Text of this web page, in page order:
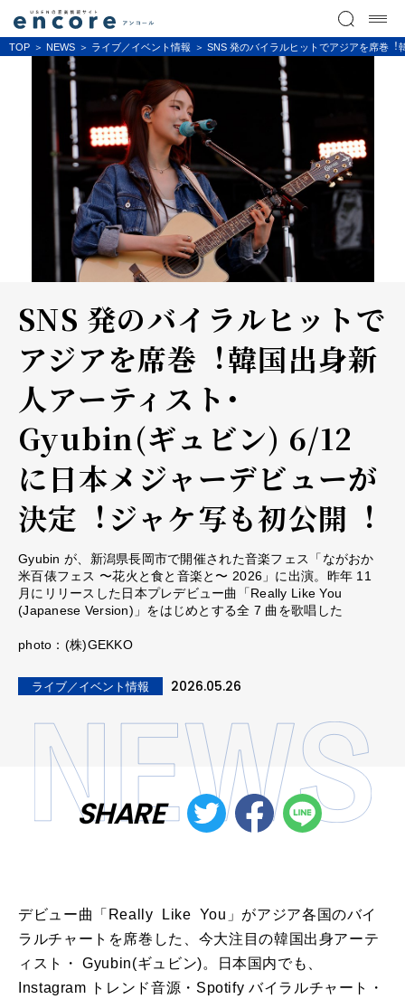
TOP NEWS ライブ／イベント情報 SNS 発のバイラルヒットでアジアを席巻
SNS 発のバイラルヒットで
アジアを席巻︕韓国出⾝新
⼈アーティスト・
Gyubin(ギュビン) 6/12
に⽇本メジャーデビューが
決定︕ジャケ写も初公開︕
Gyubin が、新潟県⻑岡市で開催された⾳楽フェス「ながおか
⽶百俵フェス 〜花⽕と⾷と⾳楽と〜 2026」に出演。昨年 11
⽉にリリースした⽇本プレデビュー曲「Really Like You
(Japanese Version)」をはじめとする全 7 曲を歌唱した
photo：(株)GEKKO
ライブ／イベント情報 2026.05.26
SHARE
デビュー曲「Really Like You」がアジア各国のバイ
ラルチャートを席巻した、今⼤注⽬の韓国出⾝アーテ
ィスト・ Gyubin(ギュビン)。⽇本国内でも、
Instagram トレンド⾳源・Spotify バイラルチャート・